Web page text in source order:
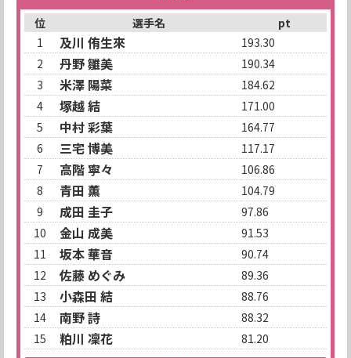
位
選手名
pt
1
及川 侑生來
193.30
2
丹野 雛美
190.34
3
米澤 陽菜
184.62
4
塚越 結
171.00
5
中村 彩葉
164.77
6
三宅 博美
117.17
7
高階 寧々
106.86
8
青田 薫
104.79
9
成田 圭子
97.86
10
金山 成美
91.53
11
坂本 華音
90.74
12
佐藤 めぐみ
89.36
13
小森田 結
88.76
14
南野 詩
88.32
15
粕川 凜花 81.20